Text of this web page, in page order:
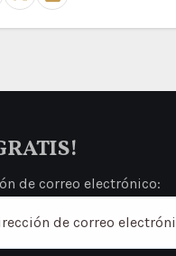
de correo electrónico: